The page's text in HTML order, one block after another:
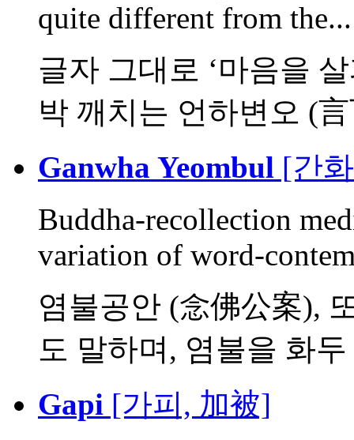
quite different from the...
글자 그대로 ‘마음을
박 깨치는 언하변오 (
Ganwha Yeombul [간
Buddha-recollection
variation of word-
염불공안 (念佛公案),
도 말하며, 염불을 화두
Gapi [가피, 加被]